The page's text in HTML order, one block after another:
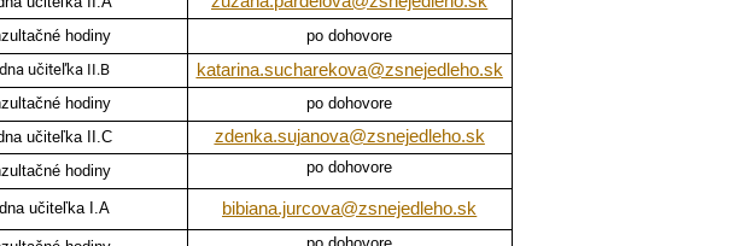
hodiny po dohovore
učiteľka II.B katarina.sucharekova@zsnejedleho.sk
hodiny po dohovore
učiteľka II.C zdenka.sujanova@zsnejedleho.sk
hodiny
po dohovore
učiteľka I.A bibiana.jurcova@zsnejedleho.sk